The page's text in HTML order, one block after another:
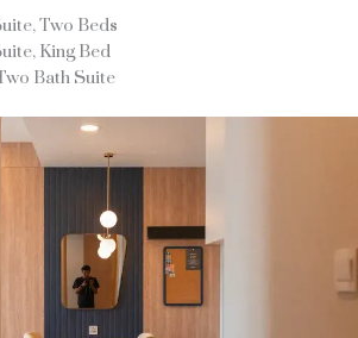
Two Beds
King Bed
Bath Suite